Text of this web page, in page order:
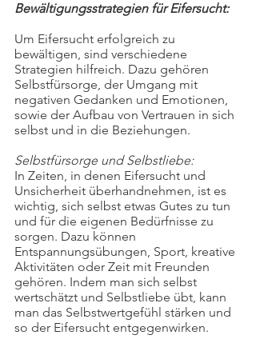
Bewältigungsstrategien für Eifersucht:
Um Eifersucht erfolgreich zu
bewältigen, sind verschiedene
Strategien hilfreich. Dazu gehören
Selbstfürsorge, der Umgang mit
negativen Gedanken und Emotionen,
sowie der Aufbau von Vertrauen in sich
selbst und in die Beziehungen.
Selbstfürsorge und Selbstliebe:
In Zeiten, in denen Eifersucht und
Unsicherheit überhandnehmen, ist es
wichtig, sich selbst etwas Gutes zu tun
und für die eigenen Bedürfnisse zu
sorgen. Dazu können
Entspannungsübungen, Sport, kreative
Aktivitäten oder Zeit mit Freunden
gehören. Indem man sich selbst
wertschätzt und Selbstliebe übt, kann
man das Selbstwertgefühl stärken und
so der Eifersucht entgegenwirken.